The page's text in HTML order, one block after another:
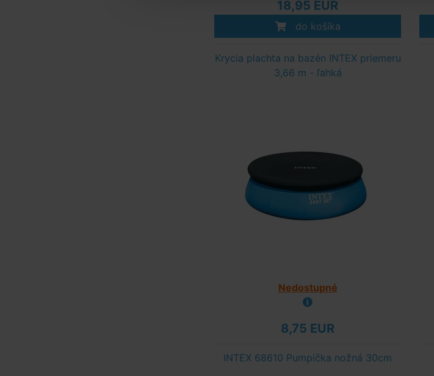
18,95 EUR
do košíka
Krycia plachta na bazén INTEX priemeru
3,66 m - ľahká
Nedostupné
8,75 EUR
INTEX 68610 Pumpička nožná 30cm